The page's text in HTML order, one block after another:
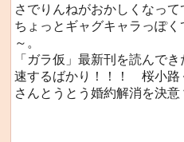
さでりんねがおかしくなっ
ちょっとギャグキャラっぽ
～。
「ガラ仮」最新刊を読んで
速するばかり！！！ 桜小
さんとうとう婚約解消を決